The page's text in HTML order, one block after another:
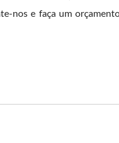
nos e faça um